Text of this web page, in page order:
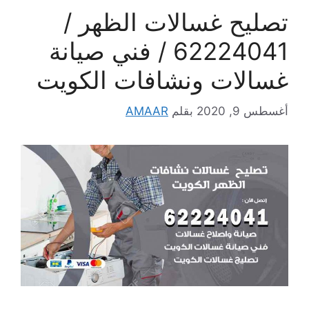
تصليح غسالات الظهر /
62224041 / فني صيانة
غسالات ونشافات الكويت
أغسطس 9, 2020 بقلم AMAAR